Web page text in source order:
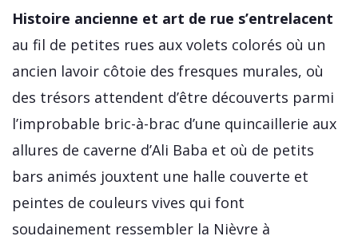
Histoire ancienne et art de rue s’entrelacent
au fil de petites rues aux volets colorés où un
ancien lavoir côtoie des fresques murales, où
des trésors attendent d’être découverts parmi
l’improbable bric-à-brac d’une quincaillerie aux
allures de caverne d’Ali Baba et où de petits
bars animés jouxtent une halle couverte et
peintes de couleurs vives qui font
soudainement ressembler la Nièvre à